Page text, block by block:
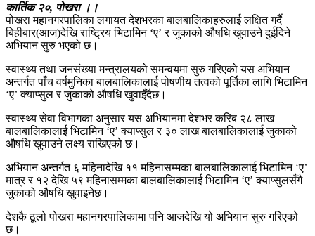
कार्तिक २०, पोखरा ।।
पोखरा महानगरपालिका लगायत देशभरका बालबालिकाहरुलाई लक्षित गर्दै
बिहीबार(आज)देखि राष्ट्रिय भिटामिन ‘ए’ र जुकाको औषधि खुवाउने दुईदिने
अभियान सुरु भएको छ।
स्वास्थ्य तथा जनसंख्या मन्त्रालयको समन्वयमा सुरु गरिएको यस अभियान
अन्तर्गत पाँच वर्षमुनिका बालबालिकालाई पोषणीय तत्वको पूर्तिका लागि भिटामिन
‘ए’ क्याप्सुल र जुकाको औषधि खुवाइँदैछ।
स्वास्थ्य सेवा विभागका अनुसार यस अभियानमा देशभर करिब २८ लाख
बालबालिकालाई भिटामिन ‘ए’ क्याप्सुल र ३० लाख बालबालिकालाई जुकाको
औषधि खुवाउने लक्ष्य राखिएको छ।
अभियान अन्तर्गत ६ महिनादेखि ११ महिनासम्मका बालबालिकालाई भिटामिन ‘ए’
मात्र र १२ देखि ५९ महिनासम्मका बालबालिकालाई भिटामिन ‘ए’ क्याप्सुलसँगै
जुकाको औषधि खुवाइनेछ।
देशकै ठूलो पोखरा महानगरपालिकामा पनि आजदेखि यो अभियान सुरु गरिएको
छ।